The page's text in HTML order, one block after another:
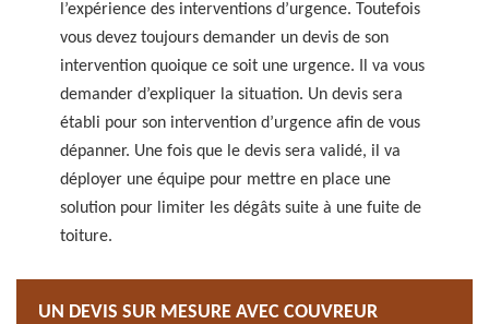
l’expérience des interventions d’urgence. Toutefois
vous devez toujours demander un devis de son
intervention quoique ce soit une urgence. Il va vous
demander d’expliquer la situation. Un devis sera
établi pour son intervention d’urgence afin de vous
dépanner. Une fois que le devis sera validé, il va
déployer une équipe pour mettre en place une
solution pour limiter les dégâts suite à une fuite de
toiture.
UN DEVIS SUR MESURE AVEC COUVREUR